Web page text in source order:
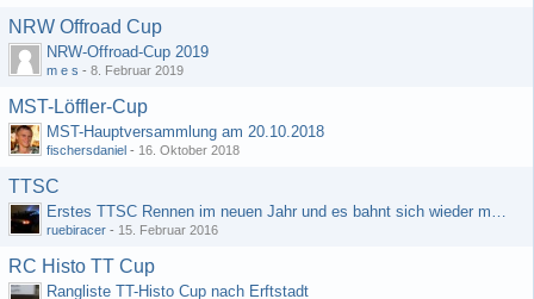
NRW Offroad Cup
NRW-Offroad-Cup 2019
m e s - 8. Februar 2019
MST-Löffler-Cup
MST-Hauptversammlung am 20.10.2018
fischersdaniel - 16. Oktober 2018
TTSC
Erstes TTSC Rennen im neuen Jahr und es bahnt sich wieder mal eine Rekordteilnehmerzahl an
ruebiracer - 15. Februar 2016
RC Histo TT Cup
Rangliste TT-Histo Cup nach Erftstadt